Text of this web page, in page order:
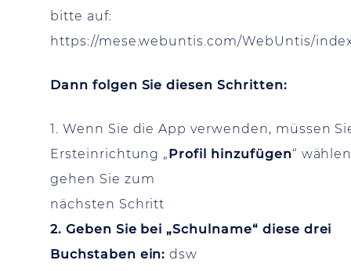
bitte auf:
https://mese.webuntis.com/WebUntis/
Dann folgen Sie diesen Schritten:
1. Wenn Sie die App verwenden, müssen
Ersteinrichtung „Profil hinzufügen“
gehen Sie zum
nächsten Schritt
2. Geben Sie bei „Schulname“ diese drei
Buchstaben ein:dsw